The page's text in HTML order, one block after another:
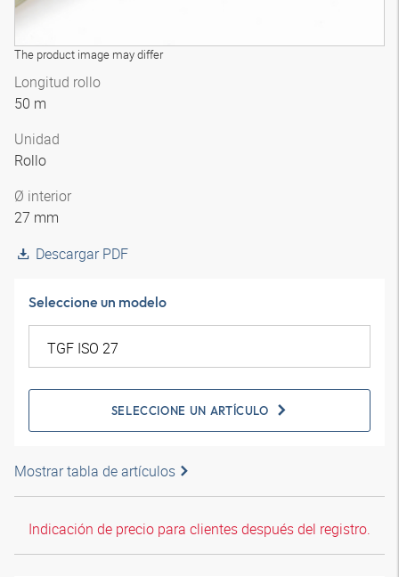
The product image may differ
Longitud rollo
50 m
Unidad
Rollo
Ø interior
27 mm
Descargar PDF
Seleccione un modelo
SELECCIONE UN ARTÍCULO
Mostrar tabla de artículos
Indicación de precio para clientes después del registro.